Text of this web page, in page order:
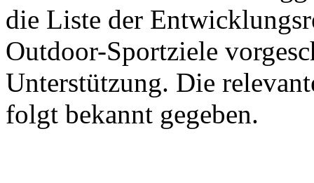
die Liste der
Outdoor-Sportziele
Unterstützung. Die
folgt bekannt gegeben.